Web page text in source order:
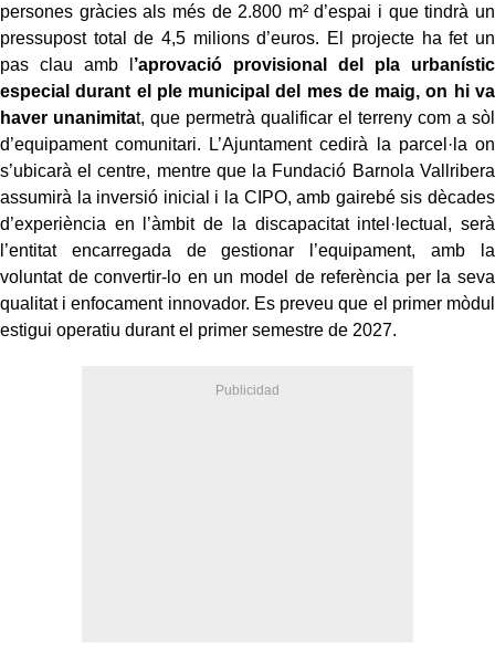
persones gràcies als més de 2.800 m² d’espai i que tindrà un
pressupost total de 4,5 milions d’euros. El projecte ha fet un
pas clau amb l ’aprovació provisional del pla urbanístic
especial durant el ple municipal del mes de maig, on hi va
haver unanimitat, que permetrà qualificar el terreny com a sòl
d’equipament comunitari. L’Ajuntament cedirà la parcel·la on
s’ubicarà el centre, mentre que la Fundació Barnola Vallribera
assumirà la inversió inicial i la CIPO, amb gairebé sis dècades
d’experiència en l’àmbit de la discapacitat intel·lectual, serà
l’entitat encarregada de gestionar l’equipament, amb la
voluntat de convertir-lo en un model de referència per la seva
qualitat i enfocament innovador. Es preveu que el primer mòdul
estigui operatiu durant el primer semestre de 2027.